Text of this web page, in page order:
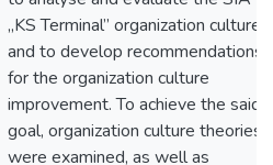
„KS Terminal” organization culture
and to develop recommendations
for the organization culture
improvement. To achieve the said
goal, organization culture theories
were examined, as well as